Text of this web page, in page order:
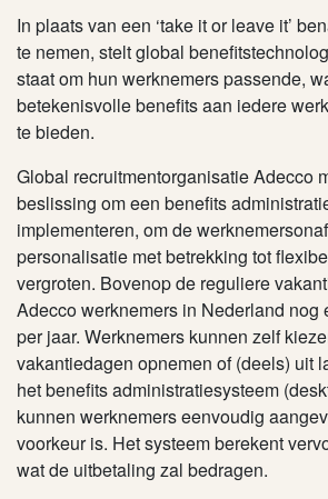
In plaats van een ‘take it or leave it’
te nemen, stelt global
staat om hun werknemers passende,
betekenisvolle benefits aan iedere
te bieden.
Global recruitmentorganisatie Adecco
beslissing om een benefits
implementeren, om de
personalisatie met betrekking tot
vergroten. Bovenop de reguliere
Adecco werknemers in Nederland nog
per jaar. Werknemers kunnen zelf
vakantiedagen opnemen of (deels) uit
het benefits administratiesysteem
kunnen werknemers eenvoudig
voorkeur is. Het systeem berekent
wat de uitbetaling zal bedragen.